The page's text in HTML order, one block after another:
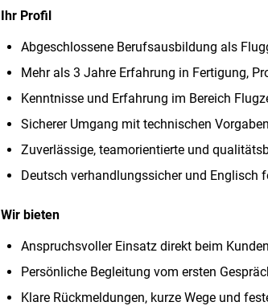
Ihr Profil
Abgeschlossene Berufsausbildung als
Mehr als 3 Jahre Erfahrung in Fertigung,
Kenntnisse und Erfahrung im Bereich
Sicherer Umgang mit technischen
Zuverlässige, teamorientierte und
Deutsch verhandlungssicher und Englisch
Wir bieten
Anspruchsvoller Einsatz direkt beim
Persönliche Begleitung vom ersten
Klare Rückmeldungen, kurze Wege und